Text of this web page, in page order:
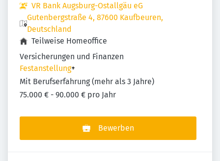
VR Bank Augsburg-Ostallgäu eG
Gutenbergstraße 4, 87600 Kaufbeuren,
Deutschland
Teilweise Homeoffice
Versicherungen und Finanzen
Festanstellung+
Mit Berufserfahrung (mehr als 3 Jahre)
75.000 € - 90.000 € pro Jahr
Bewerben